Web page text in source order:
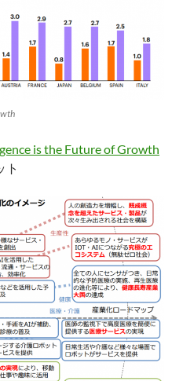
is the Future of Growth
ト